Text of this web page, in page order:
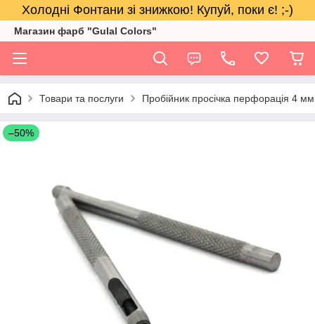
Холодні Фонтани зі знижкою! Купуй, поки є! ;-)
Магазин фарб "Gulal Colors"
Товари та послуги Пробійник просічка перфорація 4
–50%